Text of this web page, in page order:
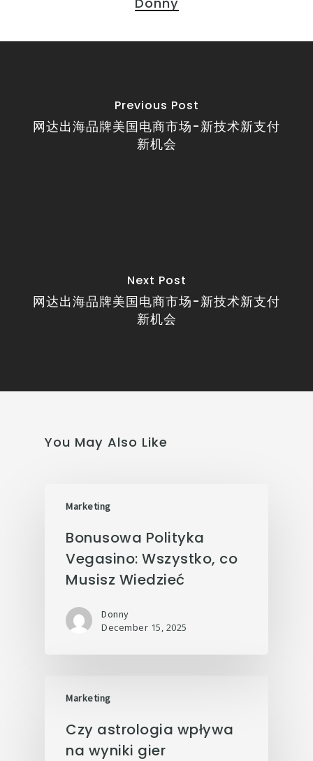
Previous Post
网达出海品牌美国电商市场-新技术新支付
新机会
Next Post
网达出海品牌美国电商市场-新技术新支付
新机会
You May Also Like
Marketing
Bonusowa Polityka
Vegasino: Wszystko, co
Musisz Wiedzieć
Donny
December 15, 2025
Marketing
Czy astrologia wpływa
na wyniki gier